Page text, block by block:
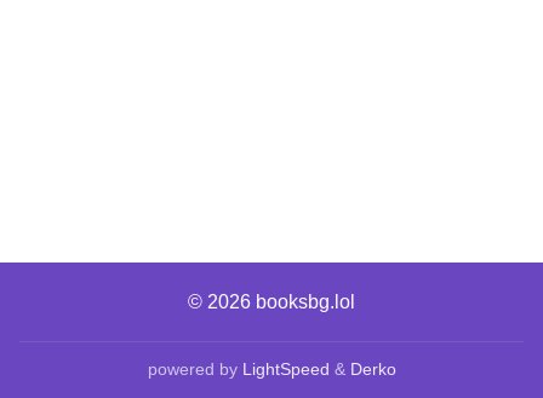
© 2026 booksbg.lol
powered by LightSpeed & Derko